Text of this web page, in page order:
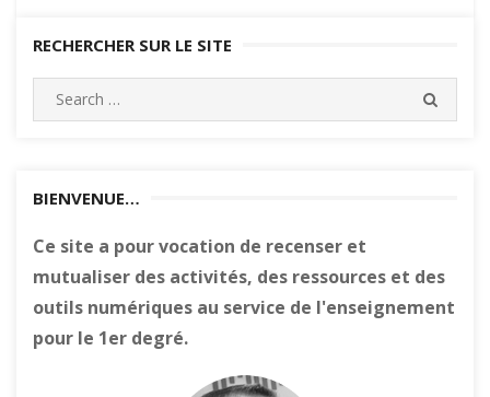
RECHERCHER SUR LE SITE
Search
for:
BIENVENUE…
Ce site a pour vocation de recenser et
mutualiser des activités, des ressources et des
outils numériques au service de l'enseignement
pour le 1er degré.